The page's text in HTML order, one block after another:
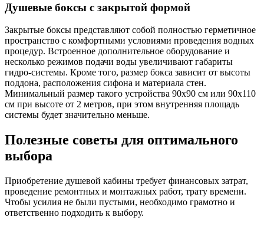
Душевые боксы с закрытой формой
Закрытые боксы представляют собой полностью герметичное
пространство с комфортными условиями проведения водных
процедур. Встроенное дополнительное оборудование и
несколько режимов подачи воды увеличивают габариты
гидро-системы. Кроме того, размер бокса зависит от высоты
поддона, расположения сифона и материала стен.
Минимальный размер такого устройства 90х90 см или 90х110
см при высоте от 2 метров, при этом внутренняя площадь
системы будет значительно меньше.
Полезные советы для оптимального
выбора
Приобретение душевой кабины требует финансовых затрат,
проведение ремонтных и монтажных работ, трату времени.
Чтобы усилия не были пустыми, необходимо грамотно и
ответственно подходить к выбору.